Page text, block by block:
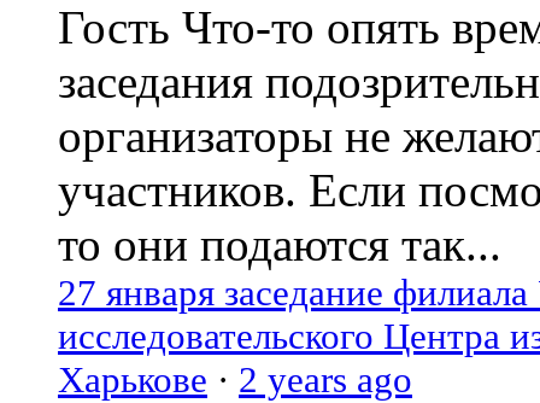
Гость Что-то опять
заседания
организаторы не
участников. Если
то они подаются так...
27 января заседание
исследовательского Центра
Харькове · 2 years ago